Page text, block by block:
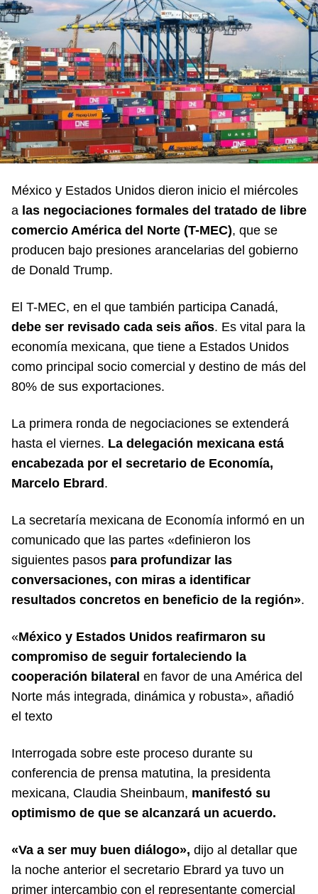
México y Estados Unidos dieron inicio el miércoles
a las negociaciones formales del tratado de libre
comercio América del Norte (T-MEC), que se
producen bajo presiones arancelarias del gobierno
de Donald Trump.
El T-MEC, en el que también participa Canadá,
debe ser revisado cada seis años. Es vital para la
economía mexicana, que tiene a Estados Unidos
como principal socio comercial y destino de más del
80% de sus exportaciones.
La primera ronda de negociaciones se extenderá
hasta el viernes. La delegación mexicana está
encabezada por el secretario de Economía,
Marcelo Ebrard .
La secretaría mexicana de Economía informó en un
comunicado que las partes «definieron los
siguientes pasos para profundizar las
conversaciones, con miras a identificar
resultados concretos en beneficio de la región».
«México y Estados Unidos reafirmaron su
compromiso de seguir fortaleciendo la
cooperación bilateral en favor de una América del
Norte más integrada, dinámica y robusta», añadió
el texto
Interrogada sobre este proceso durante su
conferencia de prensa matutina, la presidenta
mexicana, Claudia Sheinbaum, manifestó su
optimismo de que se alcanzará un acuerdo.
«Va a ser muy buen diálogo», dijo al detallar que
la noche anterior el secretario Ebrard ya tuvo un
primer intercambio con el representante comercial